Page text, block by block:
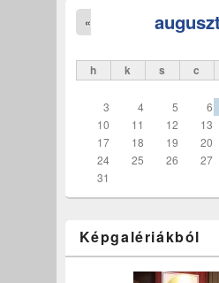
«
h k s c
3
4 5 6
10
11 12 13
17
18 19 20
24
25 26 27
31
Képgalériákból